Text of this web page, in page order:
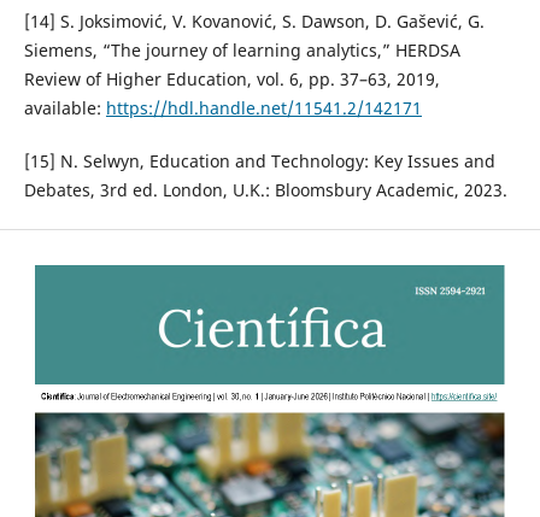
[14] S. Joksimović, V. Kovanović, S. Dawson, D. Gašević, G.
Siemens, “The journey of learning analytics,” HERDSA
Review of Higher Education, vol. 6, pp. 37–63, 2019,
available: https://hdl.handle.net/11541.2/142171
[15] N. Selwyn, Education and Technology: Key Issues and
Debates, 3rd ed. London, U.K.: Bloomsbury Academic, 2023.